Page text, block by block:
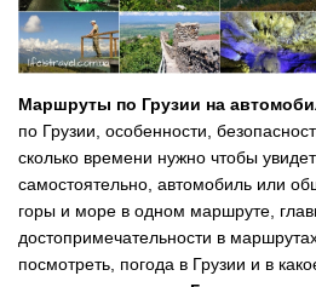
Маршруты по Грузии на
по Грузии, особенности,
сколько времени нужно чтобы
самостоятельно, автомобиль или
горы и море в одном маршруте,
достопримечательности в
посмотреть, погода в Грузии и в